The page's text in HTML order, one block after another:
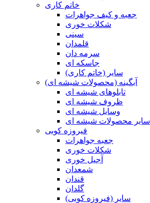
خاتم کاری
جعبه و کیف جواهرات
شکلات خوری
سینی
قلمدان
سرمه دان
جاسکه ای
سایر (خاتم کاری)
آبگینه (محصولات شیشه ای)
تابلوهای شیشه ای
ظروف شیشه ای
وسایل شیشه ای
سایر محصولات شیشه ای
فیروزه کوبی
جعبه جواهرات
شکلات خوری
آجیل خوری
شمعدان
قندان
گلدان
سایر (فیروزه کوبی)